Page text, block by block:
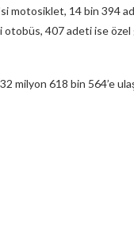
motosiklet, 14 bin 394
407 adeti ise özel
milyon 618 bin 564’e